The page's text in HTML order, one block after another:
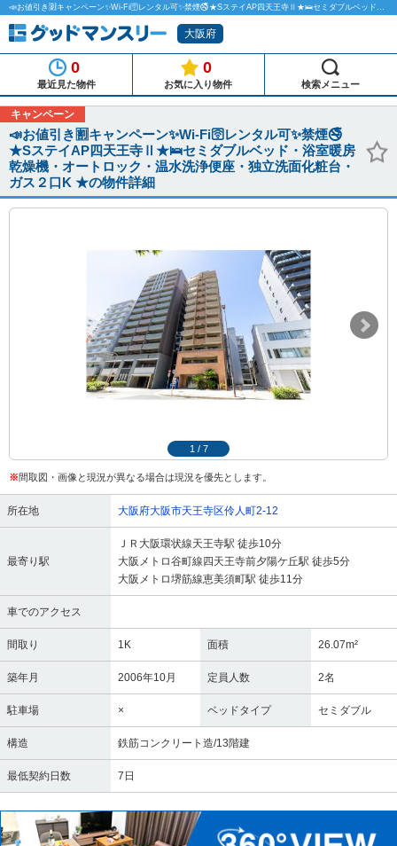
📣お値引き🈹キャンペーン✨Wi-Fi🛜レンタル可✨禁煙🚭★SステイAP四天王寺Ⅱ★🛌セミダブルベッド・浴室暖房乾燥機・オートロック・温水洗浄便座・独立洗面化粧台・ガス２口K ★のマンスリーマンション物件詳細「グッドマンスリー」
大阪府
0
最近見た物件
0
お気に入り物件 検索メニュー
キャンペーン
📣お値引き🈹キャンペーン✨Wi-Fi🛜レンタル可✨禁煙🚭
★SステイAP四天王寺Ⅱ★🛌セミダブルベッド・浴室暖房
乾燥機・オートロック・温水洗浄便座・独立洗面化粧台・
ガス２口K ★の物件詳細
1 / 7
※間取図・画像と現況が異なる場合は現況を優先とします。
所在地 大阪府大阪市天王寺区伶人町2-12
最寄り駅
ＪＲ大阪環状線天王寺駅 徒歩10分
大阪メトロ谷町線四天王寺前夕陽ケ丘駅 徒歩5分
大阪メトロ堺筋線恵美須町駅 徒歩11分
車でのアクセス
間取り 1K 面積 26.07m²
築年月 2006年10月 定員人数 2名
駐車場 × ベッドタイプ セミダブル
構造 鉄筋コンクリート造/13階建
最低契約日数 7日